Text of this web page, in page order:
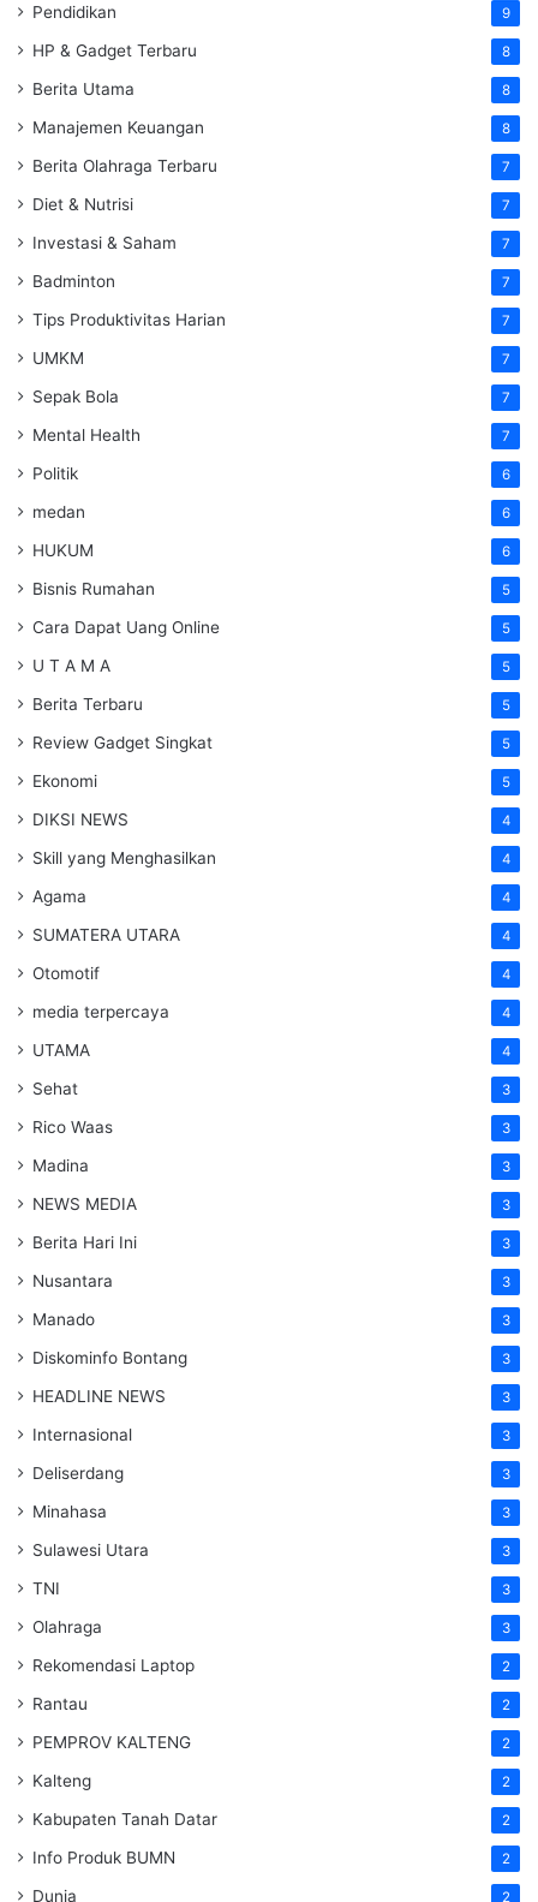
Pendidikan 9
HP & Gadget Terbaru 8
Berita Utama 8
Manajemen Keuangan 8
Berita Olahraga Terbaru 7
Diet & Nutrisi 7
Investasi & Saham 7
Badminton 7
Tips Produktivitas Harian 7
UMKM 7
Sepak Bola 7
Mental Health 7
Politik 6
medan 6
HUKUM 6
Bisnis Rumahan 5
Cara Dapat Uang Online 5
U T A M A 5
Berita Terbaru 5
Review Gadget Singkat 5
Ekonomi 5
DIKSI NEWS 4
Skill yang Menghasilkan 4
Agama 4
SUMATERA UTARA 4
Otomotif 4
media terpercaya 4
UTAMA 4
Sehat 3
Rico Waas 3
Madina 3
NEWS MEDIA 3
Berita Hari Ini 3
Nusantara 3
Manado 3
Diskominfo Bontang 3
HEADLINE NEWS 3
Internasional 3
Deliserdang 3
Minahasa 3
Sulawesi Utara 3
TNI 3
Olahraga 3
Rekomendasi Laptop 2
Rantau 2
PEMPROV KALTENG 2
Kalteng 2
Kabupaten Tanah Datar 2
Info Produk BUMN 2
Dunia 2